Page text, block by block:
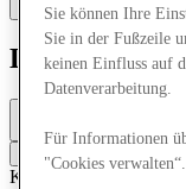
Levi’s®
10am - 8pm
Contact the store
Kleidung
Sie können Ihre
Sie in der Fußzeile
keinen Einfluss auf
Datenverarbeitung.
Für Informationen
"Cookies verwalten“.